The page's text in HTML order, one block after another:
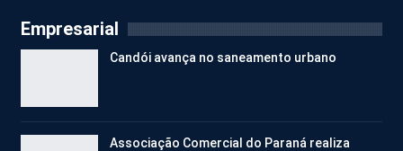
Empresarial
Candói avança no saneamento urbano
Associação Comercial do Paraná realiza